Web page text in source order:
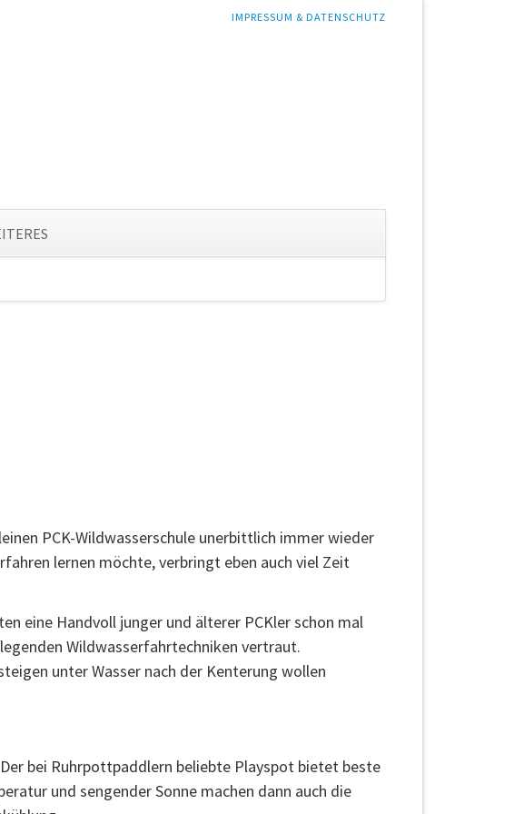
NAVIGATION
IMPRESSUM & DATENSCHUTZ
überspringen
PCK-Wildwasserschule unerbittlich immer wieder
lernen möchte, verbringt eben auch viel Zeit
eine Handvoll junger und älterer PCKler schon mal
Wildwasserfahrtechniken vertraut.
unter Wasser nach der Kenterung wollen
bei Ruhrpottpaddlern beliebte Playspot bietet beste
und sengender Sonne machen dann auch die